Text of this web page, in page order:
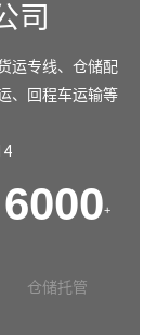
司
运专线、仓储配
、回程车运输等
6000+
仓储托管